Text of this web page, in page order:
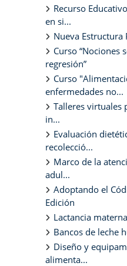
Recurso
en si...
Nueva Estructura
Curso “Nociones
regresión”
Curso
enfermedades no...
Talleres virtuales
in...
Evaluación
recolecció...
Marco de la
adul...
Adoptando el
Edición
Lactancia
Bancos de leche
Diseño y
alimenta...